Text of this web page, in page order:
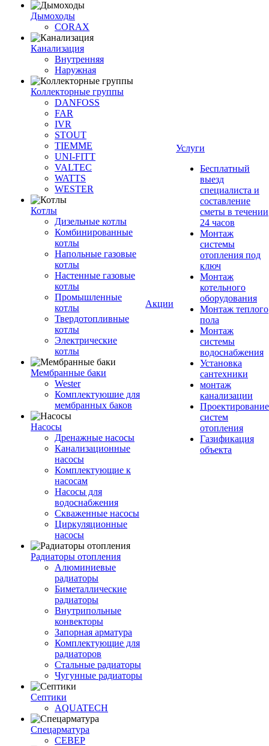
Дымоходы
CORAX
Канализация
Внутренняя
Наружная
Коллекторные группы
DANFOSS
FAR
IVR
STOUT
TIEMME
UNI-FITT
VALTEC
WATTS
WESTER
Котлы
Дизельные котлы
Комбинированные
котлы
Напольные газовые
котлы
Настенные газовые
котлы
Промышленные
котлы
Твердотопливные
котлы
Электрические
котлы
Мембранные баки
Wester
Комплектуюшие для
мембранных баков
Насосы
Дренажные насосы
Канализационные
насосы
Комплектующие к
насосам
Насосы для
водоснабжения
Скваженные насосы
Циркуляционные
насосы
Радиаторы отопления
Алюминиевые
радиаторы
Биметаллические
радиаторы
Внутрипольные
конвекторы
Запорная арматура
Комплектующие для
радиаторов
Стальные радиаторы
Чугунные радиаторы
Септики
AQUATECH
Спецарматура
СЕВЕР
Акции
Услуги
Бесплатный
выезд
специалиста и
составление
сметы в течении
24 часов
Монтаж
системы
отопления под
ключ
Монтаж
котельного
оборудования
Монтаж теплого
пола
Монтаж
системы
водоснабжения
Установка
сантехники
монтаж
канализации
Проектирование
систем
отопления
Газификация
объекта